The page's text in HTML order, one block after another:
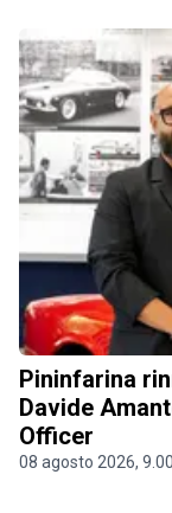
Pininfarina
Davide
Officer
08 agosto 2026, 9.00